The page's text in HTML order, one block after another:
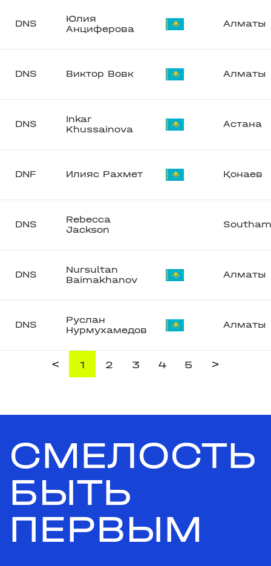
DNS
Юлия
Анциферова
Алматы
DNS Виктор Вовк Алматы
DNS
Inkar
Khussainova
Астана
DNF Илияс Рахмет Қонаев
DNS
Rebecca
Jackson
DNS
Nursultan
Baimakhanov
Алматы
DNS
Руслан
Нурмухамедов
Алматы
< 1 2 3 4 5 >
СМЕЛОСТЬ
БЫТЬ
ПЕРВЫМ